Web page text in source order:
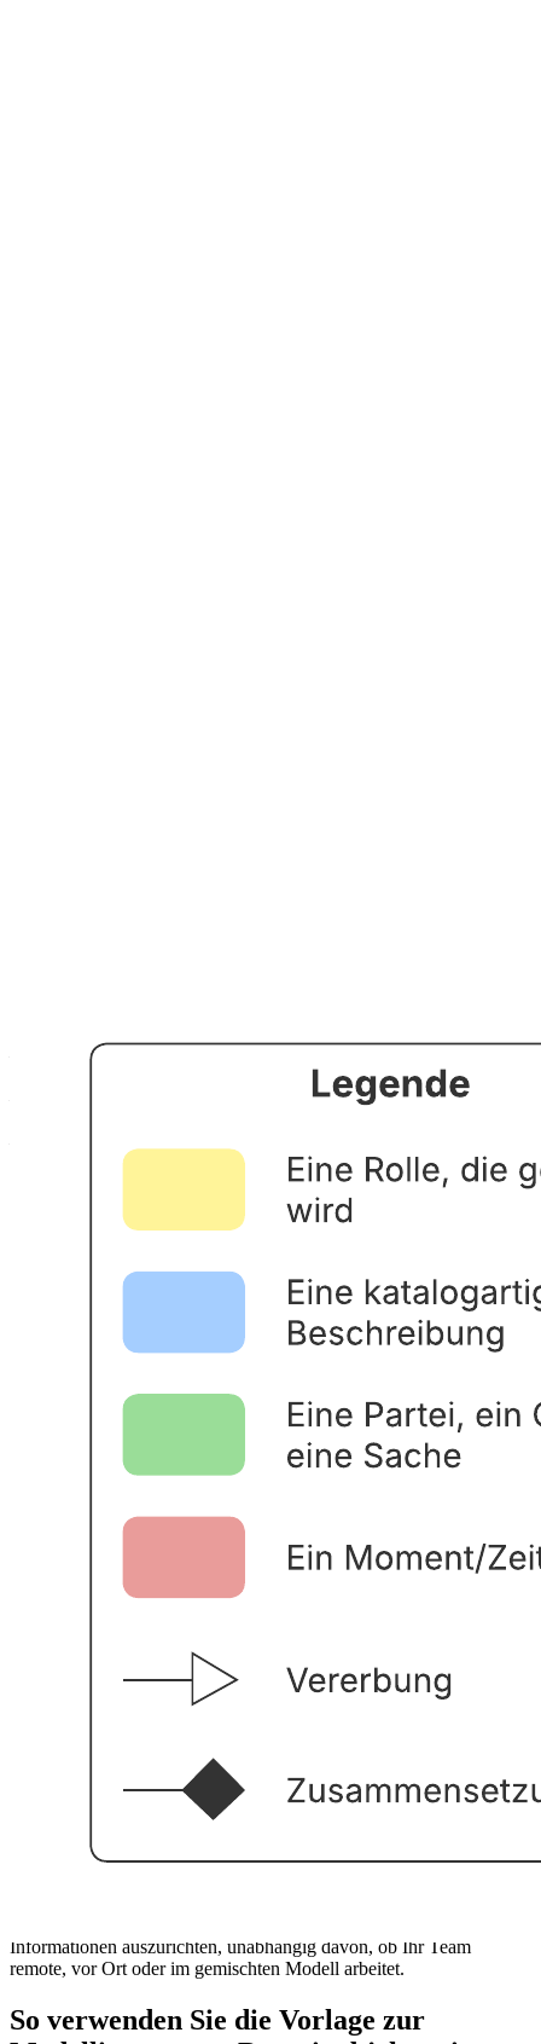
– Klassendiagramme verwenden, um Objekte in einer Domain und
die Beziehungen zwischen ihnen zu beschreiben.
– Zeit sparen, indem Sie wissen, welche Funktion Sie für jede
farbiger Klassen.
Öffnen Sie diese Vorlage und fügen Sie eigene Inhalte hinzu, um
dieses Modell für die Modellierung von Domainobjekten an Ihren
Was ist die Vorlage zur Modellierung von
Domainobjekten?
Relationen zwischen Objekten in einer Domain zu visualisieren und
die Dynamik einer Problemdomain zu identifizieren. Das hilft Ihnen
bei der Planung und Problembehebung.
Domainobjekten, wenn Sie Analyst, UX/UI-Designer, QA-Experte
oder Softwareentwickler sind.
Vorteile der Vorlage zur Modellierung
Wenn Sie diese Vorlage zur Modellierung von Domainobjekten
verwenden, sparen Sie Zeit. Mit der UML Formenbibliothek von
Lucidchart müssen Sie nicht von vorne beginnen. Sie können die
Wenn Sie die Vorlage zur Modellierung von Domainobjekten
verwenden, geben Ihnen die farbigen Klassen auf einen Blick
darauf reagieren.
Informationen auszurichten, unabhängig davon, ob Ihr Team
remote, vor Ort oder im gemischten Modell arbeitet.
So verwenden Sie die Vorlage zur